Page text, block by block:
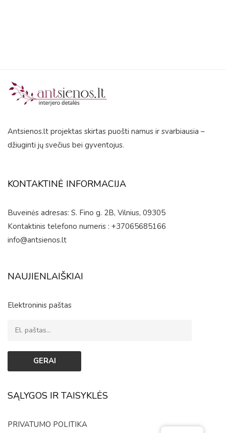
Antsienos.lt projektas skirtas puošti namus ir svarbiausia –
džiuginti jų svečius bei gyventojus.
KONTAKTINĖ INFORMACIJA
Buveinės adresas: S. Fino g. 2B, Vilnius, 09305
Kontaktinis telefono numeris : +37065685166
info@antsienos.lt
NAUJIENLAIŠKIAI
Elektroninis paštas
SĄLYGOS IR TAISYKLĖS
PRIVATUMO POLITIKA